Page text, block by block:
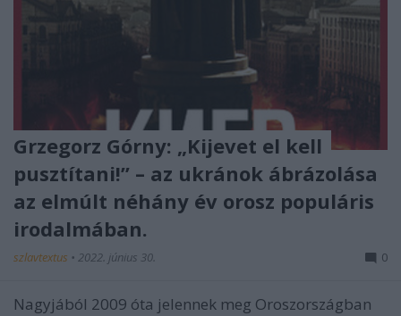
Grzegorz Górny: „Kijevet el kell
pusztítani!” – az ukránok ábrázolása
az elmúlt néhány év orosz populáris
irodalmában.
szlavtextus • 2022. június 30. 0
Nagyjából 2009 óta jelennek meg Oroszországban